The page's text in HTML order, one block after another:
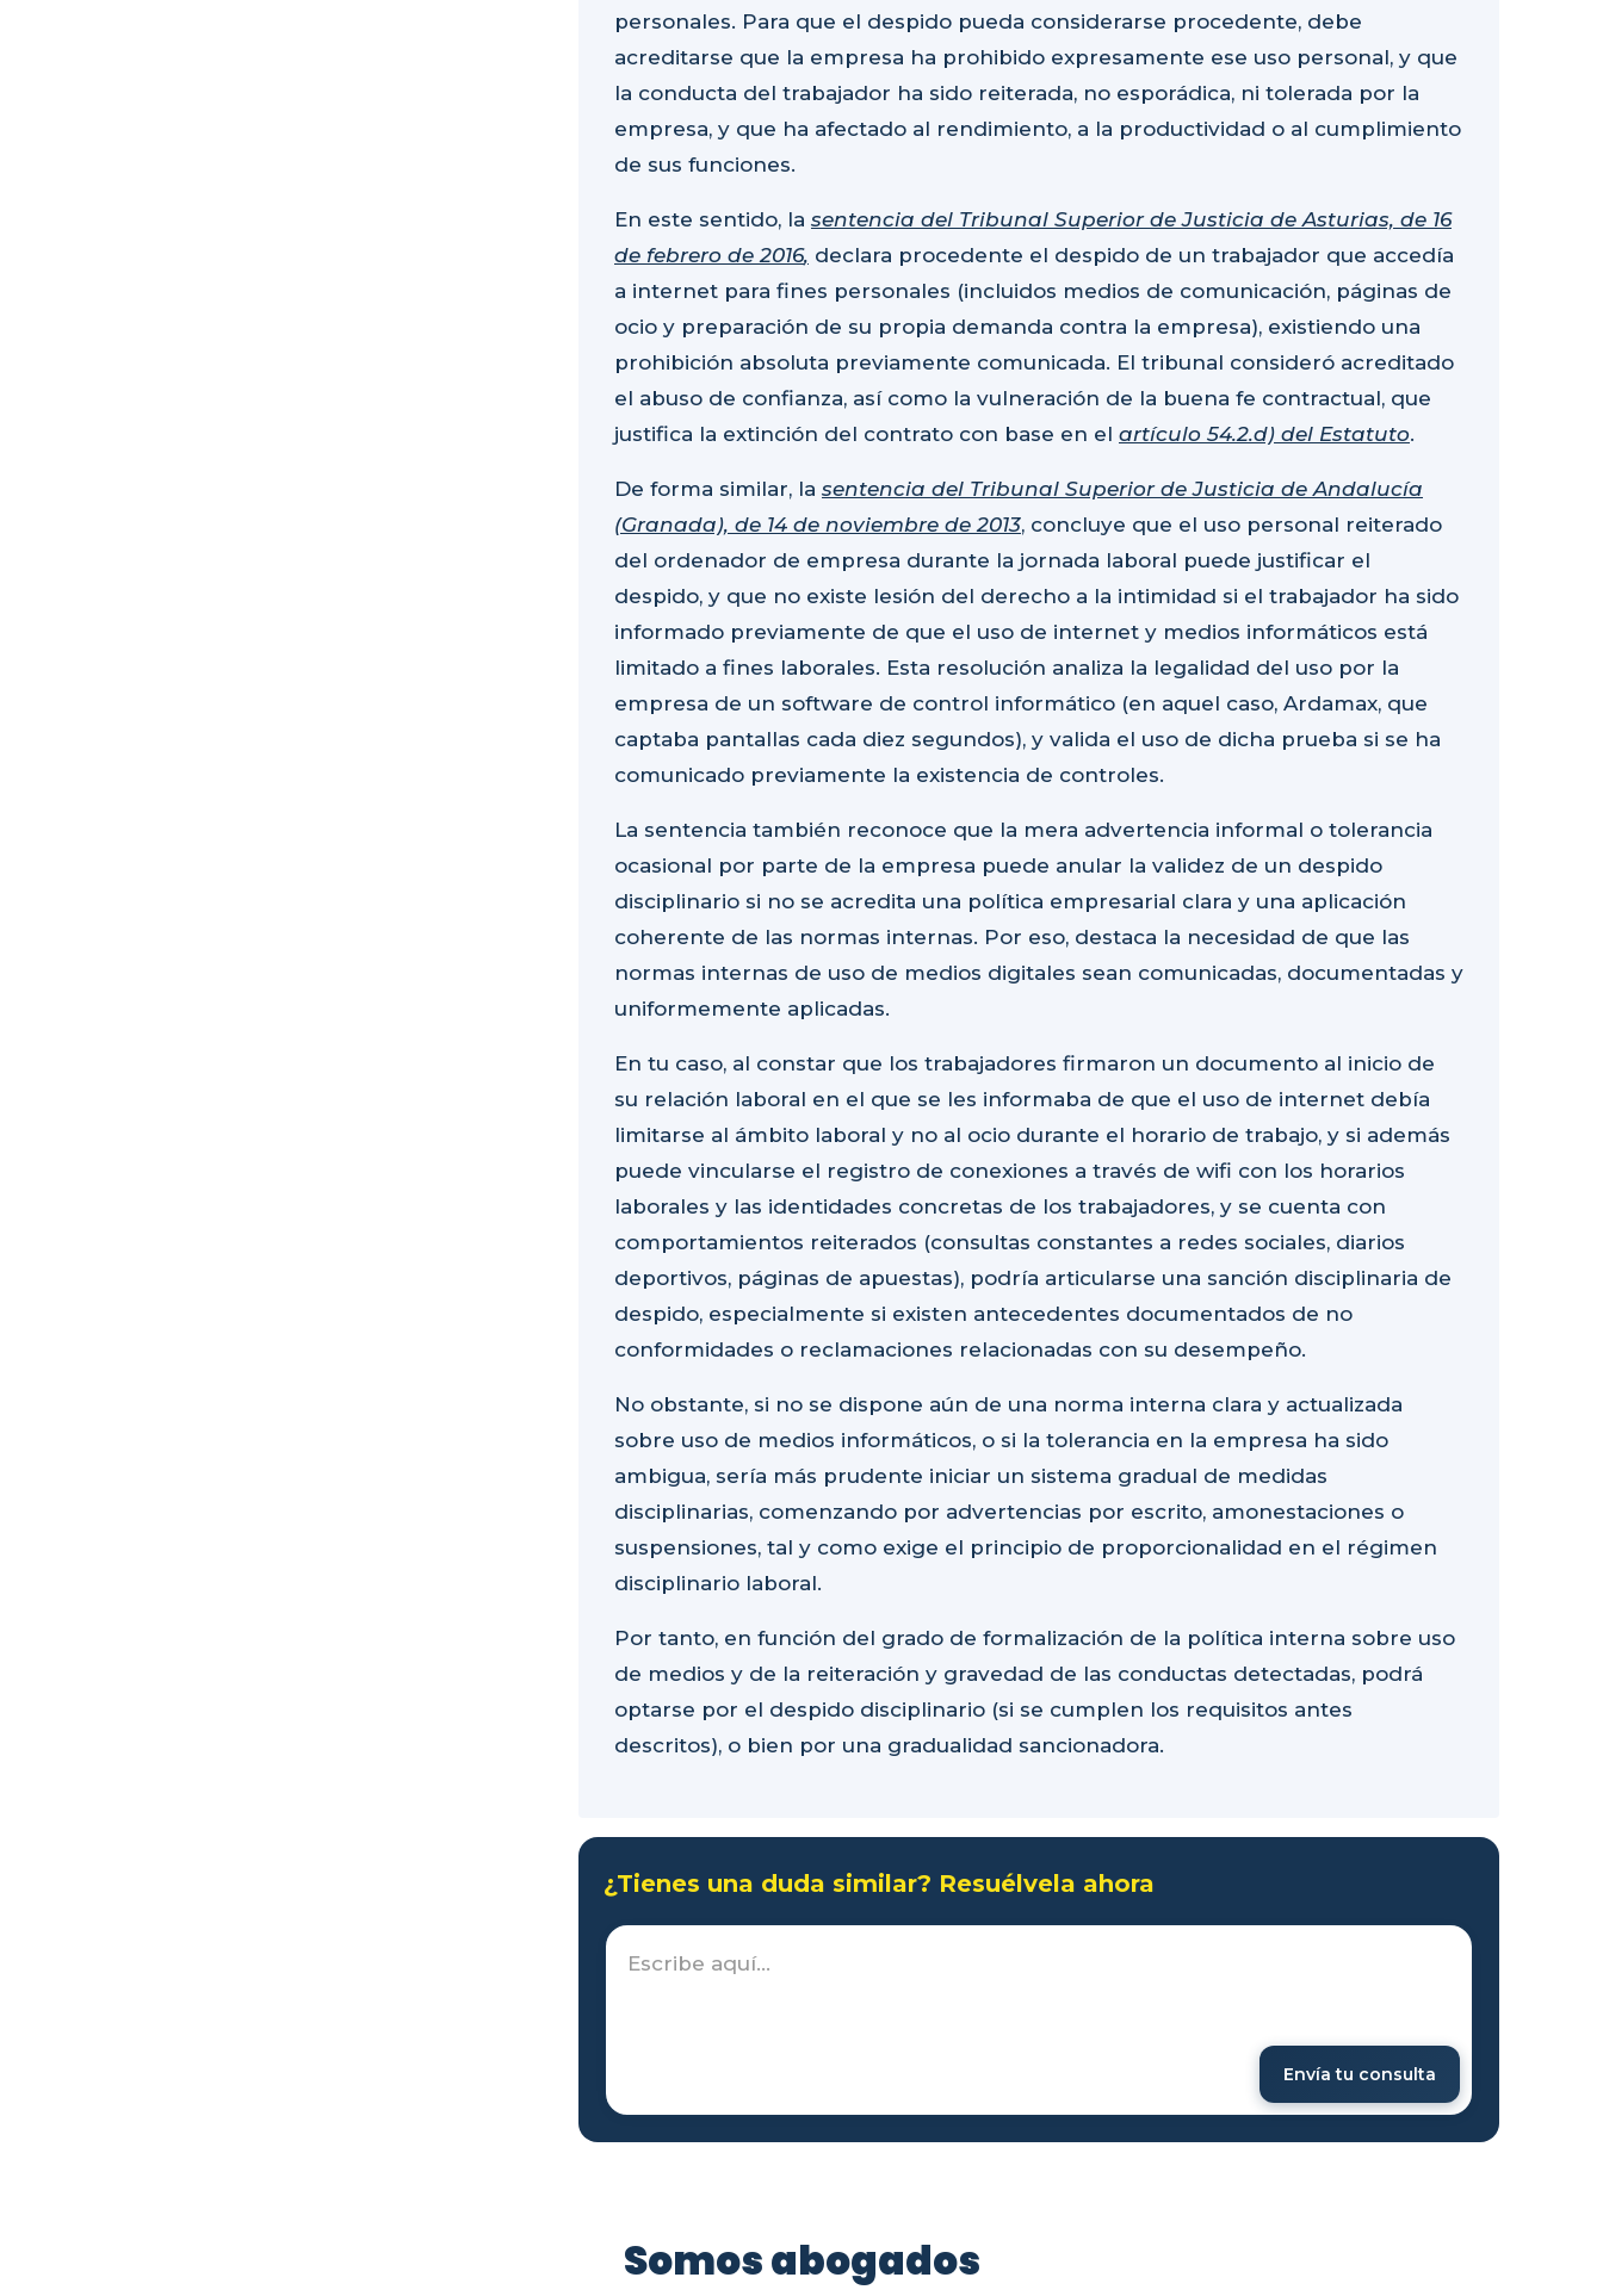
personales. Para que el despido pueda considerarse procedente, debe
acreditarse que la empresa ha prohibido expresamente ese uso personal, y que
la conducta del trabajador ha sido reiterada, no esporádica, ni tolerada por la
empresa, y que ha afectado al rendimiento, a la productividad o al cumplimiento
de sus funciones.
En este sentido, la sentencia del Tribunal Superior de Justicia de Asturias, de 16
de febrero de 2016, declara procedente el despido de un trabajador que accedía
a internet para fines personales (incluidos medios de comunicación, páginas de
ocio y preparación de su propia demanda contra la empresa), existiendo una
prohibición absoluta previamente comunicada. El tribunal consideró acreditado
el abuso de confianza, así como la vulneración de la buena fe contractual, que
justifica la extinción del contrato con base en el artículo 54.2.d) del Estatuto.
De forma similar, la sentencia del Tribunal Superior de Justicia de Andalucía
(Granada), de 14 de noviembre de 2013, concluye que el uso personal reiterado
del ordenador de empresa durante la jornada laboral puede justificar el
despido, y que no existe lesión del derecho a la intimidad si el trabajador ha sido
informado previamente de que el uso de internet y medios informáticos está
limitado a fines laborales. Esta resolución analiza la legalidad del uso por la
empresa de un software de control informático (en aquel caso, Ardamax, que
captaba pantallas cada diez segundos), y valida el uso de dicha prueba si se ha
comunicado previamente la existencia de controles.
La sentencia también reconoce que la mera advertencia informal o tolerancia
ocasional por parte de la empresa puede anular la validez de un despido
disciplinario si no se acredita una política empresarial clara y una aplicación
coherente de las normas internas. Por eso, destaca la necesidad de que las
normas internas de uso de medios digitales sean comunicadas, documentadas y
uniformemente aplicadas.
En tu caso, al constar que los trabajadores firmaron un documento al inicio de
su relación laboral en el que se les informaba de que el uso de internet debía
limitarse al ámbito laboral y no al ocio durante el horario de trabajo, y si además
puede vincularse el registro de conexiones a través de wifi con los horarios
laborales y las identidades concretas de los trabajadores, y se cuenta con
comportamientos reiterados (consultas constantes a redes sociales, diarios
deportivos, páginas de apuestas), podría articularse una sanción disciplinaria de
despido, especialmente si existen antecedentes documentados de no
conformidades o reclamaciones relacionadas con su desempeño.
No obstante, si no se dispone aún de una norma interna clara y actualizada
sobre uso de medios informáticos, o si la tolerancia en la empresa ha sido
ambigua, sería más prudente iniciar un sistema gradual de medidas
disciplinarias, comenzando por advertencias por escrito, amonestaciones o
suspensiones, tal y como exige el principio de proporcionalidad en el régimen
disciplinario laboral.
Por tanto, en función del grado de formalización de la política interna sobre uso
de medios y de la reiteración y gravedad de las conductas detectadas, podrá
optarse por el despido disciplinario (si se cumplen los requisitos antes
descritos), o bien por una gradualidad sancionadora.
¿Tienes una duda similar? Resuélvela ahora
Envía tu consulta
Somos abogados